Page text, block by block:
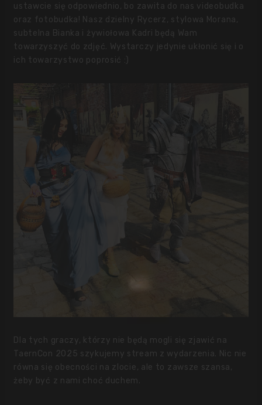
ustawcie się odpowiednio, bo zawita do nas videobudka
oraz fotobudka! Nasz dzielny Rycerz, stylowa Morana,
subtelna Bianka i żywiołowa Kadri będą Wam
towarzyszyć do zdjęć. Wystarczy jedynie ukłonić się i o
ich towarzystwo poprosić :)
Dla tych graczy, którzy nie będą mogli się zjawić na
TaernCon 2025 szykujemy stream z wydarzenia. Nic nie
równa się obecności na zlocie, ale to zawsze szansa,
żeby być z nami choć duchem.